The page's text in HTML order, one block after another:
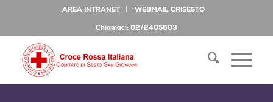
AREA INTRANET WEBMAIL CRISESTO
Chiamaci: 02/2405603